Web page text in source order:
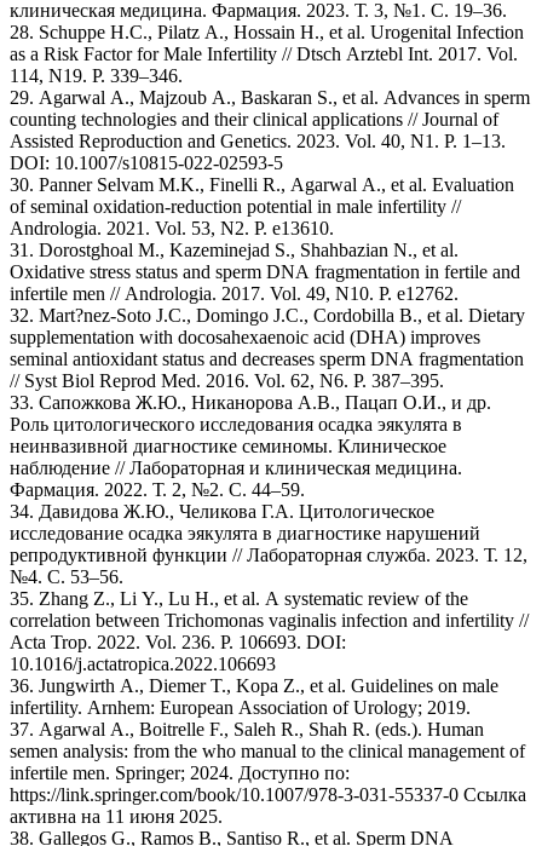
клиническая медицина. Фармация. 2023. Т. 3, №1. С. 19–36.
28. Schuppe H.C., Pilatz A., Hossain H., et al. Urogenital Infection
as a Risk Factor for Male Infertility // Dtsch Arztebl Int. 2017. Vol.
114, N19. P. 339–346.
29. Agarwal A., Majzoub A., Baskaran S., et al. Advances in sperm
counting technologies and their clinical applications // Journal of
Assisted Reproduction and Genetics. 2023. Vol. 40, N1. P. 1–13.
DOI: 10.1007/s10815-022-02593-5
30. Panner Selvam M.K., Finelli R., Agarwal A., et al. Evaluation
of seminal oxidation-reduction potential in male infertility //
Andrologia. 2021. Vol. 53, N2. P. e13610.
31. Dorostghoal M., Kazeminejad S., Shahbazian N., et al.
Oxidative stress status and sperm DNA fragmentation in fertile and
infertile men // Andrologia. 2017. Vol. 49, N10. P. e12762.
32. Mart?nez-Soto J.C., Domingo J.C., Cordobilla B., et al. Dietary
supplementation with docosahexaenoic acid (DHA) improves
seminal antioxidant status and decreases sperm DNA fragmentation
// Syst Biol Reprod Med. 2016. Vol. 62, N6. P. 387–395.
33. Сапожкова Ж.Ю., Никанорова А.В., Пацап О.И., и др.
Роль цитологического исследования осадка эякулята в
неинвазивной диагностике семиномы. Клиническое
наблюдение // Лабораторная и клиническая медицина.
Фармация. 2022. Т. 2, №2. С. 44–59.
34. Давидова Ж.Ю., Челикова Г.А. Цитологическое
исследование осадка эякулята в диагностике нарушений
репродуктивной функции // Лабораторная служба. 2023. Т. 12,
№4. С. 53–56.
35. Zhang Z., Li Y., Lu H., et al. A systematic review of the
correlation between Trichomonas vaginalis infection and infertility //
Acta Trop. 2022. Vol. 236. P. 106693. DOI:
10.1016/j.actatropica.2022.106693
36. Jungwirth A., Diemer T., Kopa Z., et al. Guidelines on male
infertility. Arnhem: European Association of Urology; 2019.
37. Agarwal A., Boitrelle F., Saleh R., Shah R. (eds.). Human
semen analysis: from the who manual to the clinical management of
infertile men. Springer; 2024. Доступно по:
https://link.springer.com/book/10.1007/978-3-031-55337-0 Ссылка
активна на 11 июня 2025.
38. Gallegos G., Ramos B., Santiso R., et al. Sperm DNA